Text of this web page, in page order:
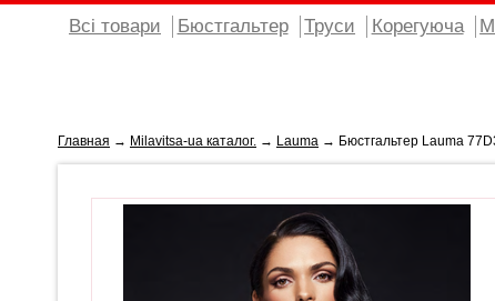
Всі товари Бюстгальтер Труси Корегуюча
Главная → Milavitsa-ua каталог. → Lauma → Бюстгальтер Lauma